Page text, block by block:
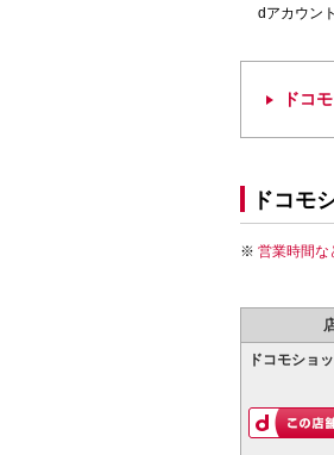
dアカウン
ドコ
ドコモ
営業時間な
ドコモショ